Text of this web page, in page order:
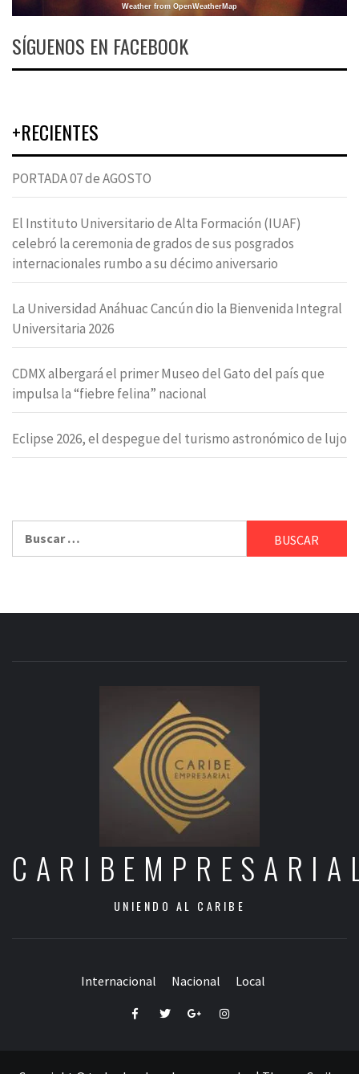
Weather from OpenWeatherMap
SÍGUENOS EN FACEBOOK
+RECIENTES
PORTADA 07 de AGOSTO
El Instituto Universitario de Alta Formación (IUAF)
celebró la ceremonia de grados de sus posgrados
internacionales rumbo a su décimo aniversario
La Universidad Anáhuac Cancún dio la Bienvenida Integral
Universitaria 2026
CDMX albergará el primer Museo del Gato del país que
impulsa la “fiebre felina” nacional
Eclipse 2026, el despegue del turismo astronómico de lujo
UNIENDO AL CARIBE
Internacional Nacional Local
FacebookTwitterGoogle+Instagram